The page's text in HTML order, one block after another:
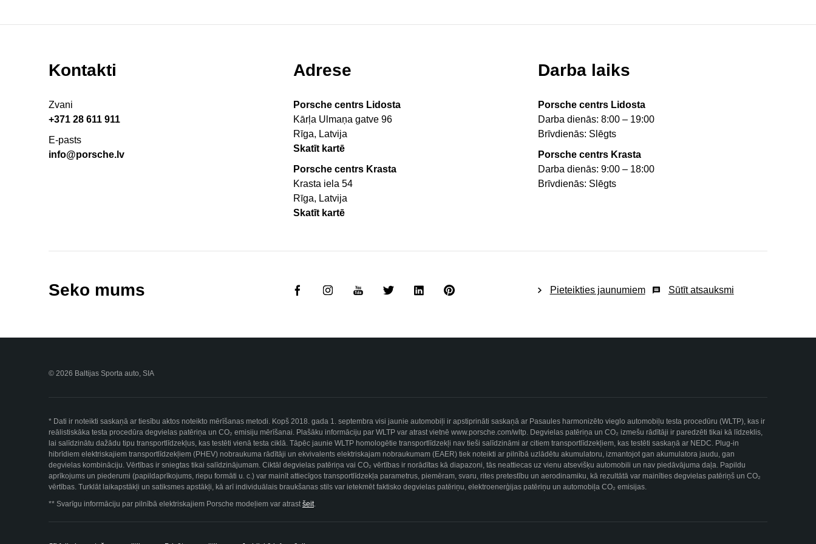
Kontakti
Zvani
+371 28 611 911
E-pasts
info@porsche.lv
Adrese
Porsche centrs Lidosta
Kārļa Ulmaņa gatve 96
Rīga, Latvija
Skatīt kartē
Porsche centrs Krasta
Krasta iela 54
Rīga, Latvija
Skatīt kartē
Darba laiks
Porsche centrs Lidosta
Darba dienās: 8:00 – 19:00
Brīvdienās: Slēgts
Porsche centrs Krasta
Darba dienās: 9:00 – 18:00
Brīvdienās: Slēgts
Seko mums Pieteikties jaunumiem Sūtīt atsauksmi
© 2026 Baltijas Sporta auto, SIA
* Dati ir noteikti saskaņā ar tiesību aktos noteikto mērīšanas metodi. Kopš 2018. gada 1. septembra visi jaunie automobiļi ir apstiprināti saskaņā ar Pasaules harmonizēto vieglo automobiļu testa procedūru (WLTP), kas ir
reālistiskāka testa procedūra degvielas patēriņa un CO₂ emisiju mērīšanai. Plašāku informāciju par WLTP var atrast vietnē www.porsche.com/wltp. Degvielas patēriņa un CO₂ izmešu rādītāji ir paredzēti tikai kā līdzeklis,
lai salīdzinātu dažādu tipu transportlīdzekļus, kas testēti vienā testa ciklā. Tāpēc jaunie WLTP homologētie transportlīdzekļi nav tieši salīdzināmi ar citiem transportlīdzekļiem, kas testēti saskaņā ar NEDC. Plug-in
hibrīdiem elektriskajiem transportlīdzekļiem (PHEV) nobraukuma rādītāji un ekvivalents elektriskajam nobraukumam (EAER) tiek noteikti ar pilnībā uzlādētu akumulatoru, izmantojot gan akumulatora jaudu, gan
degvielas kombināciju. Vērtības ir sniegtas tikai salīdzinājumam. Ciktāl degvielas patēriņa vai CO₂ vērtības ir norādītas kā diapazoni, tās neattiecas uz vienu atsevišķu automobili un nav piedāvājuma daļa. Papildu
aprīkojums un piederumi (papildaprīkojums, riepu formāti u. c.) var mainīt attiecīgos transportlīdzekļa parametrus, piemēram, svaru, rites pretestību un aerodinamiku, kā rezultātā var mainīties degvielas patēriņš un CO₂
vērtības. Turklāt laikapstākļi un satiksmes apstākļi, kā arī individuālais braukšanas stils var ietekmēt faktisko degvielas patēriņu, elektroenerģijas patēriņu un automobiļa CO₂ emisijas.
** Svarīgu informāciju par pilnībā elektriskajiem Porsche modeļiem var atrastšeit.